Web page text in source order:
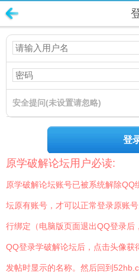
安全提问(未设置请忽略)
登
原学破解论坛用户必读:
原学破解论坛账号已被系统解除
坛原有账号，才可以正常登录原账
行绑定（电脑版页面退出QQ登录
QQ登录学破解论坛后，点击头像获
发帖时显示的名称。然后回到